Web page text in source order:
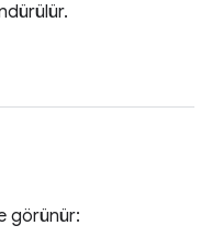
görünür: